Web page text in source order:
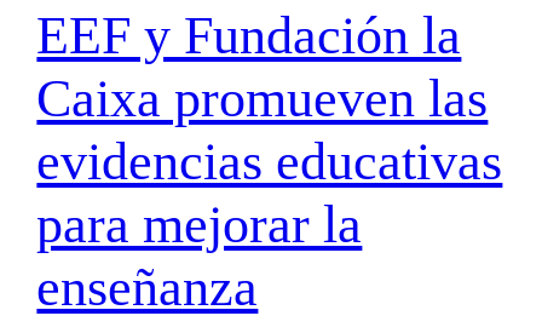
EEF y Fundación la
Caixa promueven las
evidencias educativas
para mejorar la
enseñanza